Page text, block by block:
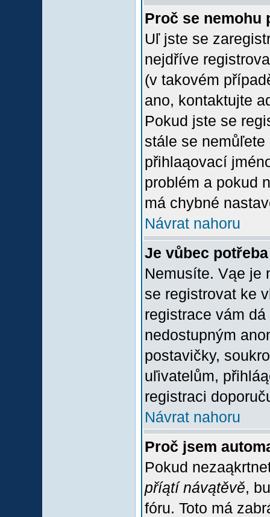
Proč se nemohu
Uľ jste se
nejdříve
(v takovém
ano, kontaktujte
Pokud jste se
stále se
přihlaąovací
problém a pokud
má chybné
Návrat nahoru
Je vůbec
Nemusíte. Vąe je
se registrovat ke
registrace vám
nedostupným
postavičky,
uľivatelům,
registraci
Návrat nahoru
Proč jsem
Pokud
příątí návątěvě,
fóru. Toto má